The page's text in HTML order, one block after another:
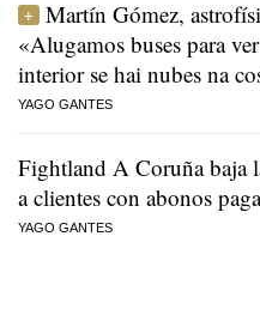
Martín Gómez,
«Alugamos buses para
interior se hai nubes na
YAGO GANTES
Fightland A Coruña baja
a clientes con abonos
YAGO GANTES